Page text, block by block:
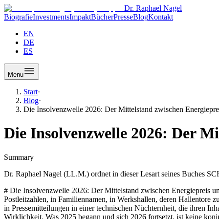
Dr. Raphael Nagel
BiografieInvestmentsImpaktBücherPresseBlogKontakt
EN
DE
ES
Menu
Start·
Blog·
Die Insolvenzwelle 2026: Der Mittelstand zwischen
Die Insolvenzwelle 2026: Der
Summary
Dr. Raphael Nagel (LL.M.) ordnet in dieser Lesart seines Buches
# Die Insolvenzwelle 2026: Der Mittelstand zwischen Energiepreis und Existenzfrage Es gibt Zahlen, die man nicht liest, sondern hört. Sie haben einen Klang, den man erst begreift, wenn man ihn übersetzt: in Postleitzahlen, in Familiennamen, in Werkshallen, deren Hallentore zum letzten Mal geschlossen werden. Die Statistik der Unternehmensinsolvenzen in Deutschland und Europa ist eine solche Zahl. Sie erscheint in Pressemitteilungen in einer technischen Nüchternheit, die ihren Inhalt verdeckt. In SCHIEFER versucht Dr. Raphael Nagel (LL.M.) das Gegenteil: Er liest die Zahl zurück in ihre menschliche und strukturelle Wirklichkeit. Was 2025 begann und sich 2026 fortsetzt, ist keine konjunkturelle Delle. Es ist der sichtbare Ausdruck eines Jahrzehnts energie- und industriepolitischer Entscheidungen, deren Rechnung nun gestellt wird. Und sie wird, wie so oft, nicht dort bezahlt, wo sie ausgelöst wurde, sondern dort, wo die Produktion steht, wo die Kostenkalkulation zuerst bricht, und wo ein Unternehmer um zwei Uhr morgens am Schreibtisch sitzt und weiß, dass er seinen Beschäftigten am Montag etwas sagen muss, wofür es keine angemessenen Worte gibt. ## Die Zahl und ihr Schatten Für das Jahr 2025 verzeichnet das Statistische Bundesamt rund 22.000 Unternehmensinsolvenzen in Deutschland, der höchste Wert seit 2015 und ein Anstieg von 23 Prozent gegenüber dem Vorjahr. Für 2026 prognostiziert das Leibniz-Institut für Wirtschaftsforschung zwischen 28.000 und 50.000 Fälle, je nach Verlauf des Iran-Konflikts und der damit verbundenen Energiepreisentwicklung. EU-weit wird in der Spanne von 250.000 bis 320.000 Insolvenzen in einem einzigen Jahr gerechnet. Diese Zahlen sind, für sich genommen, abstrakt. Ihre Bedeutung ergibt sich aus dem, was sie nicht sagen. Sie sagen nicht, welche Unternehmen darunter sind. Sie sagen nicht, in welchen Regionen sich die Fälle konzentrieren. Sie sagen nicht, wie viele dieser Insolvenzen auf ein singuläres Ereignis zurückzuführen sind und wie viele auf eine strukturelle Erosion, die sich über Jahre aufgebaut hat. In SCHIEFER argumentiert Dr. Raphael Nagel (LL.M.), dass die Antwort auf diese Fragen entscheidend ist. Denn eine Insolvenzwelle, die vor allem schwache Unternehmen trifft, wäre eine Marktbereinigung. Eine Insolvenzwelle, die produktive, international wettbewerbsfähige Mittelständler in energieintensiven Branchen trifft, ist etwas anderes. Sie ist die Quittung für eine politische Entscheidung, die Energie als technische Nebenfrage behandelte, während sie in Wahrheit die Grundlage industrieller Existenz ist. ## Metall, Chemie, Textil, Holz: Die Geografie der Betroffenheit Der Blick in die Branchenstatistik zeigt ein Muster, das nicht zufällig ist. Überproportional betroffen sind Metallindustrie, Chemie, Textil und Holzverarbeitung. Alle vier Branchen haben eine Eigenschaft gemeinsam, die in der öffentlichen Wahrnehmung unterschätzt wird: Energie ist bei ihnen kein Kostenfaktor unter vielen, sondern die preisbestimmende Größe. In der Aluminiumelektrolyse liegt der Stromkostenanteil an den Herstellungskosten bei bis zu 40 Prozent. In der Grundstoffchemie ist Erdgas nicht nur Energieträger, sondern Rohstoff. In der Papier- und Holzverarbeitung ist der Energieeinsatz für